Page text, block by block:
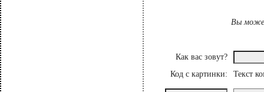
Вы
Как вас зовут?
Код с картинки:
Текст